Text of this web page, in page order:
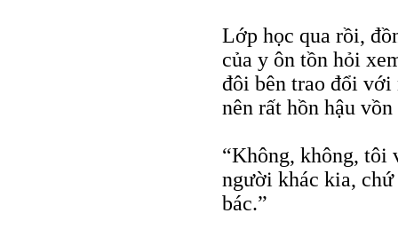
Lớp học qua rồi,
của y ôn tồn hỏi
đôi bên trao đổi với
nên rất hồn hậu
“Không, không, tôi
người khác kia,
bác.”